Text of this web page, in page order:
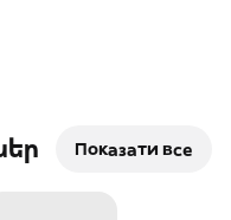
Показати все